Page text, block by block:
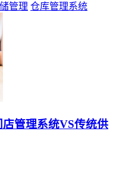
管理 仓库管理系统
管理系统VS传统供